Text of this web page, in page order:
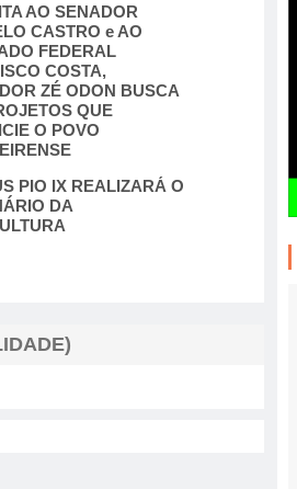
AO SENADOR
CASTRO e AO
FEDERAL
COSTA,
ZÉ ODON BUSCA
QUE
O POVO
PIO IX REALIZARÁ O
DA